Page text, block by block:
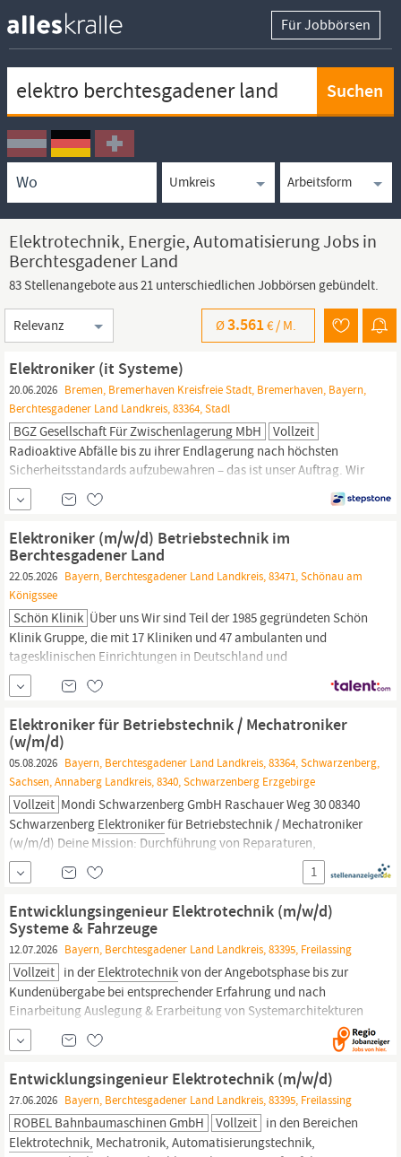
Für Jobbörsen
Ortssuche
Umkreissuche
Arbeitsform
Elektrotechnik, Energie, Automatisierung Jobs in
Berchtesgadener Land
83 Stellenangebote aus 21 unterschiedlichen Jobbörsen gebündelt.
Sortierung
Ø3.561€ / M.
Elektroniker (it Systeme)
20.06.2026 Bremen, Bremerhaven Kreisfreie Stadt, Bremerhaven, Bayern,
Berchtesgadener Land Landkreis, 83364, Stadl
BGZ Gesellschaft Für Zwischenlagerung MbH
Vollzeit
Radioaktive Abfälle bis zu ihrer Endlagerung nach höchsten
Sicherheitsstandards aufzubewahren – das ist unser Auftrag. Wir
verstehen uns als Kompetenzzentrum Deutschlands für den
Umgang mit radioaktiven Abfällen und leisten einen
wesentlichen Beitrag für die nachhaltige nukleare Entsorgung in
unseremLand
Elektroniker (m/w/d) Betriebstechnik im
Berchtesgadener Land
22.05.2026 Bayern, Berchtesgadener Land Landkreis, 83471, Schönau am
Königssee
Schön Klinik Über uns Wir sind Teil der 1985 gegründeten Schön
Klinik Gruppe, die mit 17 Kliniken und 47 ambulanten und
tagesklinischen Einrichtungen in Deutschland und
Großbritannien das größte Familienunternehmen im deutschen
Krankenhaussektor ist. Bei uns trifft Spitzenmedizin auf
Menschlichkeit. Zum Wohle unserer Patientinnen und Patienten
und unserer rund 13.800 Mitarbeitenden....
Elektroniker für Betriebstechnik / Mechatroniker
(w/m/d)
05.08.2026 Bayern, Berchtesgadener Land Landkreis, 83364, Schwarzenberg,
Sachsen, Annaberg Landkreis, 8340, Schwarzenberg Erzgebirge
Vollzeit Mondi Schwarzenberg GmbH Raschauer Weg 30 08340
Schwarzenberg Elektronikerfür Betriebstechnik / Mechatroniker
(w/m/d) Deine Mission: Durchführung von Reparaturen,
Wartungen und Instandhaltungen an Maschinen und Anlagen im
Produktionsumfeld Lokalisierung und Behebung von Störungen
vorbeugender...
1
Entwicklungsingenieur Elektrotechnik (m/w/d)
Systeme & Fahrzeuge
12.07.2026 Bayern, Berchtesgadener Land Landkreis, 83395, Freilassing
Vollzeit in derElektrotechnikvon der Angebotsphase bis zur
Kundenübergabe bei entsprechender Erfahrung und nach
Einarbeitung Auslegung & Erarbeitung von Systemarchitekturen
unserer Bahnbaumaschinen Umsetzen der Kundenanforderungen
in der
Elektroplanung
Softwareentwicklung Standardisierung von Teilsystemen...
Entwicklungsingenieur Elektrotechnik (m/w/d)
27.06.2026 Bayern, Berchtesgadener Land Landkreis, 83395, Freilassing
ROBEL Bahnbaumaschinen GmbH Vollzeit in den Bereichen
Elektrotechnik, Mechatronik, Automatisierungstechnik,